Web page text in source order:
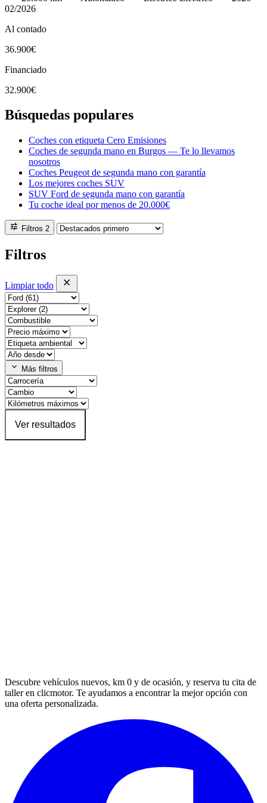
02/2026
Al contado
36.900€
Financiado
32.900€
Búsquedas populares
Coches con etiqueta Cero Emisiones
Coches de segunda mano en Burgos — Te lo llevamos
nosotros
Coches Peugeot de segunda mano con garantía
Los mejores coches SUV
SUV Ford de segunda mano con garantía
Tu coche ideal por menos de 20.000€
tune Filtros 2
Filtros
Limpiar todo close
expand_more Más filtros
Ver resultados
Descubre vehículos nuevos, km 0 y de ocasión, y reserva tu cita de
taller en clicmotor. Te ayudamos a encontrar la mejor opción con
una oferta personalizada.